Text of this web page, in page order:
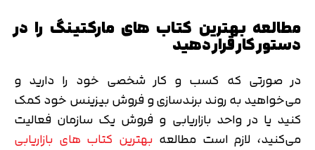
مطالعه بهترین کتاب های مارکتینگ را در
دستور کار قرار دهید
در صورتی که کسب و کار شخصی خود را دارید و
می‌خواهید به روند برندسازی و فروش بیزینس خود کمک
کنید یا در واحد بازاریابی و فروش یک سازمان فعالیت
می‌کنید، لازم است مطالعه بهترین کتاب های بازاریابی